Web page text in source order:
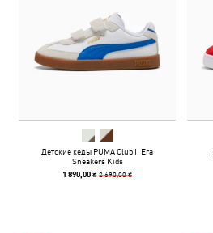
Детские кеды PUMA Club II Era
Sneakers Kids
1 890,00 ₴2 690,00 ₴